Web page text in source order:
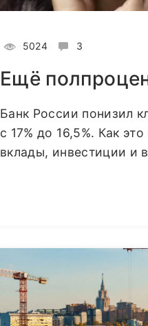
5024 3
Ещё
Банк России понизил
с 17% до 16,5%. Как
вклады, инвестиции и